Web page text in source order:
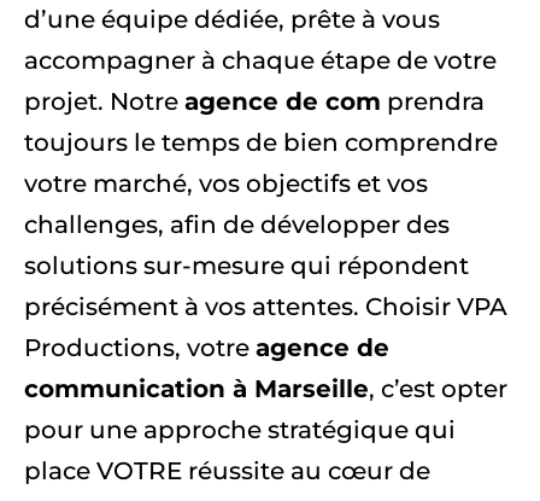
d’une équipe dédiée, prête à vous
accompagner à chaque étape de votre
projet. Notre agence de com prendra
toujours le temps de bien comprendre
votre marché, vos objectifs et vos
challenges, afin de développer des
solutions sur-mesure qui répondent
précisément à vos attentes. Choisir VPA
Productions, votre agence de
communication à Marseille, c’est opter
pour une approche stratégique qui
place VOTRE réussite au cœur de